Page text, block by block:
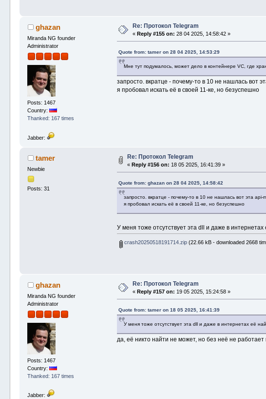
ghazan
Miranda NG founder
Administrator
Posts: 1467
Country:
Thanked: 167 times
Jabber:
Re: Протокол Telegram
«Reply #155 on: 28 04 2025, 14:58:42 »
Quote from: tamer on 28 04 2025, 14:53:29
Мне тут подумалось, может дело в контейнере VC, где
запросто. вкратце - почему-то в 10 не нашлась вот
я пробовал искать её в своей 11-ке, но безуспешно
tamer
Newbie
Posts: 31
Re: Протокол Telegram
«Reply #156 on: 18 05 2025, 16:41:39 »
Quote from: ghazan on 28 04 2025, 14:58:42
запросто. вкратце - почему-то в 10 не нашлась вот эта api-
я пробовал искать её в своей 11-ке, но безуспешно
У меня тоже отсутствует эта dll и даже в
crash20250518191714.zip (22.66 kB - downloaded 2668
ghazan
Miranda NG founder
Administrator
Posts: 1467
Country:
Thanked: 167 times
Jabber:
Re: Протокол Telegram
«Reply #157 on: 19 05 2025, 15:24:58 »
Quote from: tamer on 18 05 2025, 16:41:39
У меня тоже отсутствует эта dll и даже в интернетах её
да, её никто найти не может, но без неё не